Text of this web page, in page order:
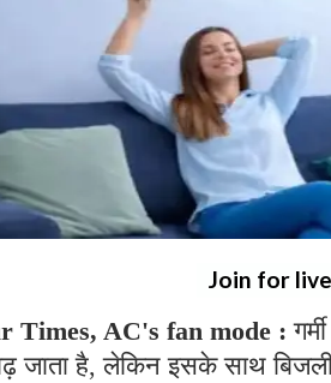
Join for
Times, AC's fan mode :
जाता है, लेकिन इसके साथ